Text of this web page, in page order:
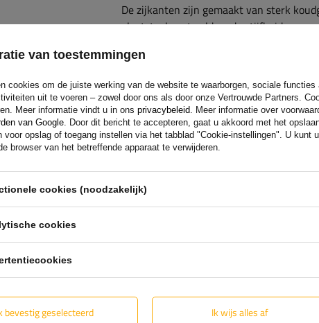
De zijkanten zijn gemaakt van sterk
plaatstaal, wat voldoende stijfheid en
bovendien het volgende installeren:
40 cm hoge gaaswanden
deksel met een frame van 80 cm
nog eens 40 cm BIS zijden
platte deksel
waardoor een nog grotere laadruimte of
vervoerde goederen tegen regen, stof,
verkregen. De zijkanten zijn voorzien
van toestemmingen
cookies om de juiste werking van de website te waarborgen, sociale
uit te voeren – zowel door ons als door onze Vertrouwde Partners.
Meer informatie vindt u in ons privacybeleid. Meer informatie over
van Google. Door dit bericht te accepteren, gaat u akkoord met het
voor opslag of toegang instellen via het tabblad "Cookie-instellingen". U kunt
browser van het betreffende apparaat te verwijderen.
cookies (noodzakelijk)
cookies
bevestig geselecteerd Ik wijs alles af